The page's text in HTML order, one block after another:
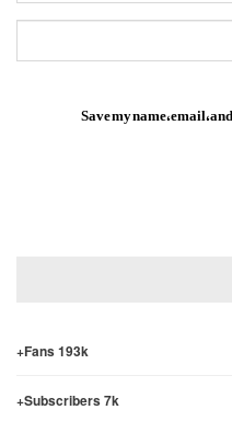
Save my name, email,
Fans 193k+
Subscribers 7k+